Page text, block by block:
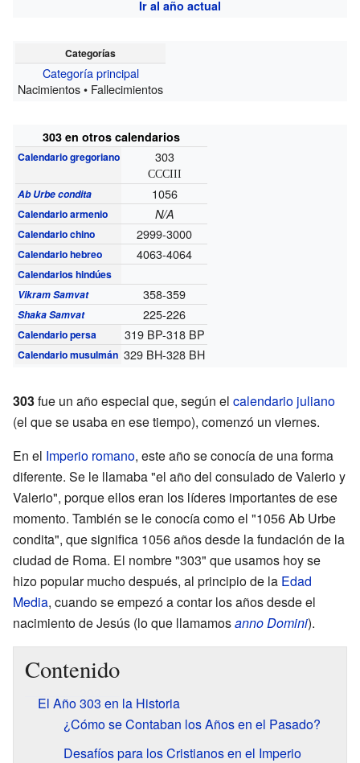
Ir al año actual
Categorías
Categoría principal
Nacimientos • Fallecimientos
303 en otros calendarios
Calendario gregoriano 303
CCCIII
Ab Urbe condita 1056
Calendario armenio N/A
Calendario chino 2999-3000
Calendario hebreo 4063-4064
Calendarios hindúes
Vikram Samvat
358-359
Shaka Samvat 225-226
Calendario persa 319 BP-318 BP
Calendario musulmán 329 BH-328 BH
303fue un año especial que, según el calendario juliano
(el que se usaba en ese tiempo), comenzó un viernes.
En el Imperio romano, este año se conocía de una forma
diferente. Se le llamaba "el año del consulado de Valerio y
Valerio", porque ellos eran los líderes importantes de ese
momento. También se le conocía como el "1056 Ab Urbe
condita", que significa 1056 años desde la fundación de la
ciudad de Roma. El nombre "303" que usamos hoy se
hizo popular mucho después, al principio de la Edad
Media, cuando se empezó a contar los años desde el
nacimiento de Jesús (lo que llamamosanno Domini).
Contenido
El Año 303 en la Historia
¿Cómo se Contaban los Años en el Pasado?
Desafíos para los Cristianos en el Imperio